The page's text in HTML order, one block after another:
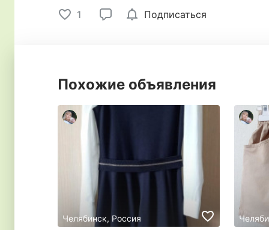
1 Подписаться
Похожие объявления
Челябинск, Россия